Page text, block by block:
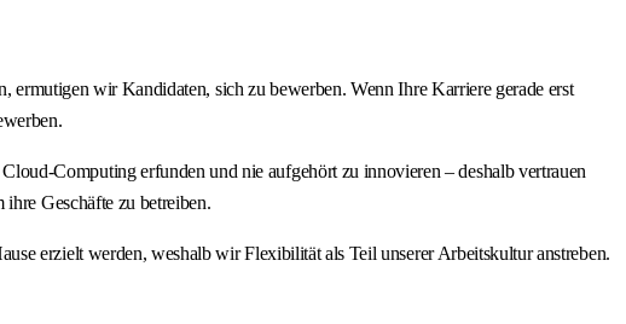
wir Kandidaten, sich zu bewerben. Wenn Ihre Karriere gerade erst
Computing erfunden und nie aufgehört zu innovieren – deshalb vertrauen
Geschäfte zu betreiben.
erzielt werden, weshalb wir Flexibilität als Teil unserer Arbeitskultur anstreben.